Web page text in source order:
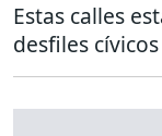
Estas calles
desfiles